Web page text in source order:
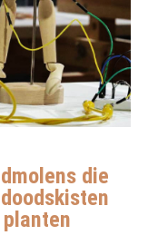
die